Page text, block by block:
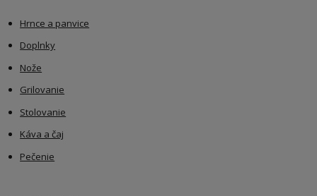
Hrnce a panvice
Doplnky
Nože
Grilovanie
Stolovanie
Káva a čaj
Pečenie